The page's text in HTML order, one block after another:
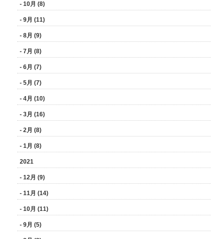
- 10月 (8)
- 9月 (11)
- 8月 (9)
- 7月 (8)
- 6月 (7)
- 5月 (7)
- 4月 (10)
- 3月 (16)
- 2月 (8)
- 1月 (8)
2021
- 12月 (9)
- 11月 (14)
- 10月 (11)
- 9月 (5)